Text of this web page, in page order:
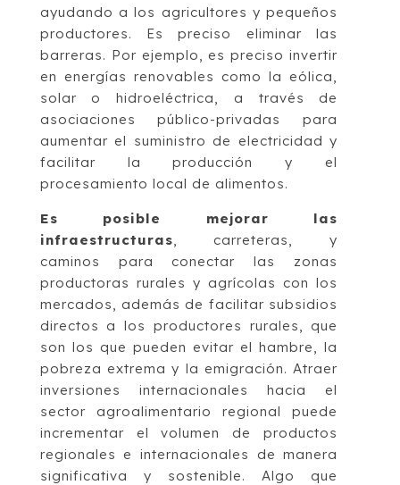
ayudando a los agricultores y pequeños
productores. Es preciso eliminar las
barreras. Por ejemplo, es preciso invertir
en energías renovables como la eólica,
solar o hidroeléctrica, a través de
asociaciones público-privadas para
aumentar el suministro de electricidad y
facilitar la producción y el
procesamiento local de alimentos.
Es posible mejorar las
infraestructuras, carreteras, y
caminos para conectar las zonas
productoras rurales y agrícolas con los
mercados, además de facilitar subsidios
directos a los productores rurales, que
son los que pueden evitar el hambre, la
pobreza extrema y la emigración. Atraer
inversiones internacionales hacia el
sector agroalimentario regional puede
incrementar el volumen de productos
regionales e internacionales de manera
significativa y sostenible. Algo que